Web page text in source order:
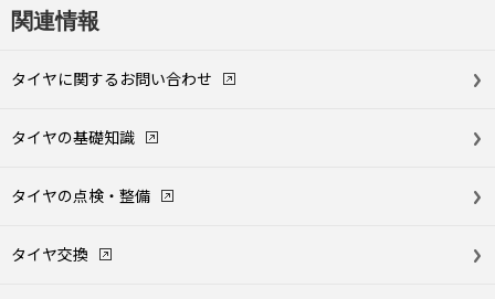
関連情報
タイヤに関する お問い合わせ
タイヤの基礎知識
タイヤの点検・整備
タイヤ交換